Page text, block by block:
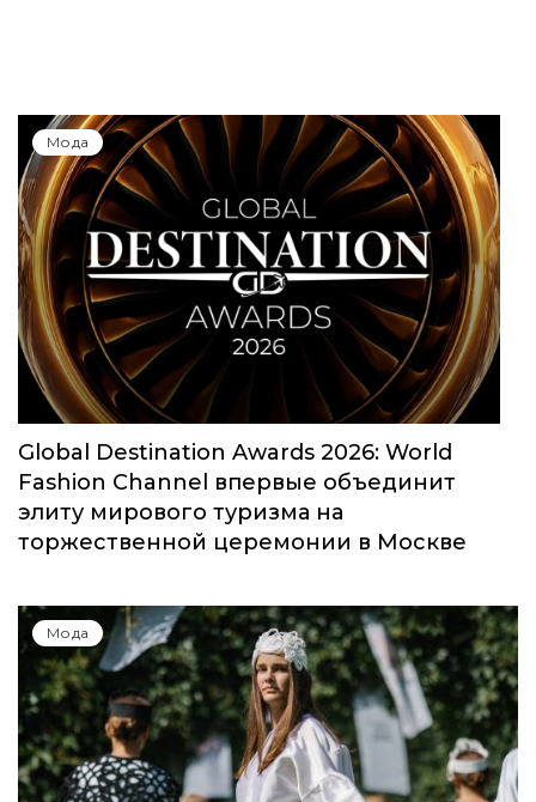
Мода
Global Destination Awards 2026: World
Fashion Channel впервые объединит
элиту мирового туризма на
торжественной церемонии в Москве
Мода